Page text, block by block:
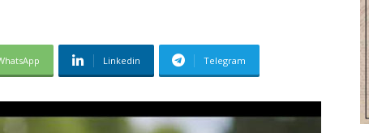
Linkedin Telegram